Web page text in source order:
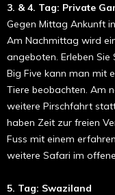
3. & 4. Tag: Private
Gegen Mittag Ankunft
Am Nachmittag wird
angebo­ten. Erleben
Big Five kann man mit
Tiere be­obachten. Am
weitere Pirschfahrt
haben Zeit zur freien
Fuss mit einem
weitere Safari im
5. Tag: Swaziland